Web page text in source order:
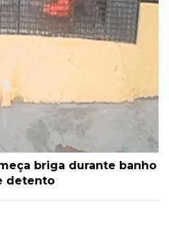
briga durante banho
detento